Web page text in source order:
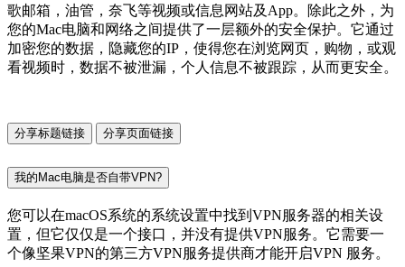
歌邮箱，油管，奈飞等视频或信息网站及App。除此之外，为
您的Mac电脑和网络之间提供了一层额外的安全保护。它通过
加密您的数据，隐藏您的IP，使得您在浏览网页，购物，或观
看视频时，数据不被泄漏，个人信息不被跟踪，从而更安全。
分享标题链接 分享页面链接
我的Mac电脑是否自带VPN?
您可以在macOS系统的系统设置中找到VPN服务器的相关设
置，但它仅仅是一个接口，并没有提供VPN服务。它需要一
个像坚果VPN的第三方VPN服务提供商才能开启VPN 服务。